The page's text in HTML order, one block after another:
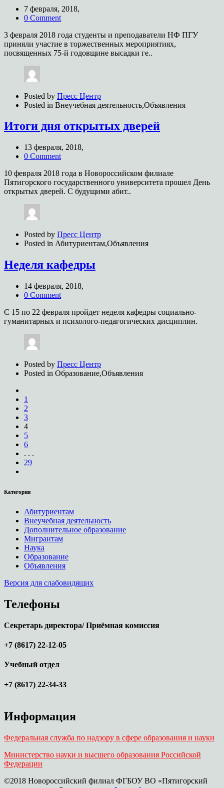
7 февраля, 2018,
0 Comment
3 февраля 2018 года студенты и преподаватели НФ ПГУ
приняли участие в торжественных мероприятиях,
посвященных 75-й годовщине высадки ге..
Posted by Пресс Центр
Posted in Внеучебная деятельность,Объявления
Итоги дня открытых дверей
13 февраля, 2018,
0 Comment
10 февраля 2018 года в Новороссийском филиале
Пятигорского государственного университета прошел День
открытых дверей. С будущими абит..
Posted by Пресс Центр
Posted in Абитуриентам,Объявления
Неделя кафедры
14 февраля, 2018,
0 Comment
С 15 по 22 февраля пройдет неделя кафедры социально-
гуманитарных и психолого-педагогических дисциплин.
Posted by Пресс Центр
Posted in Образование,Объявления
1
2
3
4
5
6
. . .
29
Категории
Абитуриентам
Внеучебная деятельность
Дополнительное образование
Мигрантам
Наука
Образование
Объявления
Версия для слабовидящих
Телефоны
Секретарь директора/ Приёмная комиссия
+7 (8617) 22-12-05
Учебный отдел
+7 (8617) 22-34-33
Информация
Федеральная служба по надзору в сфере образования и науки
Министерство науки и высшего образования Российской
Федерации
©2018 Новороссийский филиал ФГБОУ ВО «Пятигорский